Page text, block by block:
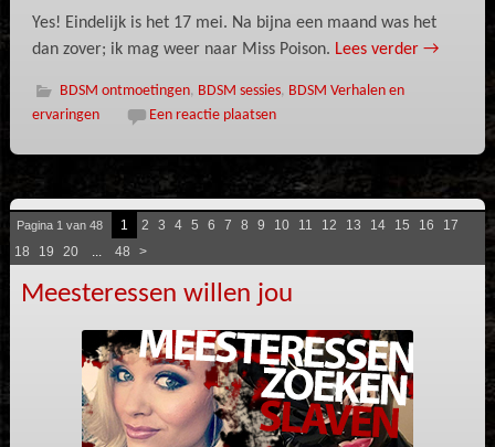
Yes! Eindelijk is het 17 mei. Na bijna een maand was het
dan zover; ik mag weer naar Miss Poison. Lees verder →
BDSM ontmoetingen, BDSM sessies, BDSM Verhalen en
ervaringen
Een reactie plaatsen
Pagina 1 van 48 1 2 3 4 5 6 7 8 9 10 11 12 13 14 15 16
17
18
19 20 ... 48 >
Meesteressen willen jou